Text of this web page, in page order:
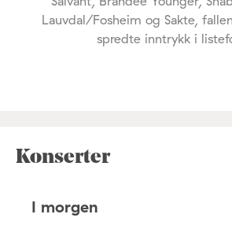
Lauvdal/Fosheim og Sakte,
spredte inntrykk i
Konserter
I morgen